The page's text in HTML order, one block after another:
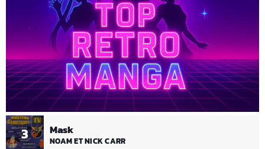
3 Mask
NOAM ET NICK CARR